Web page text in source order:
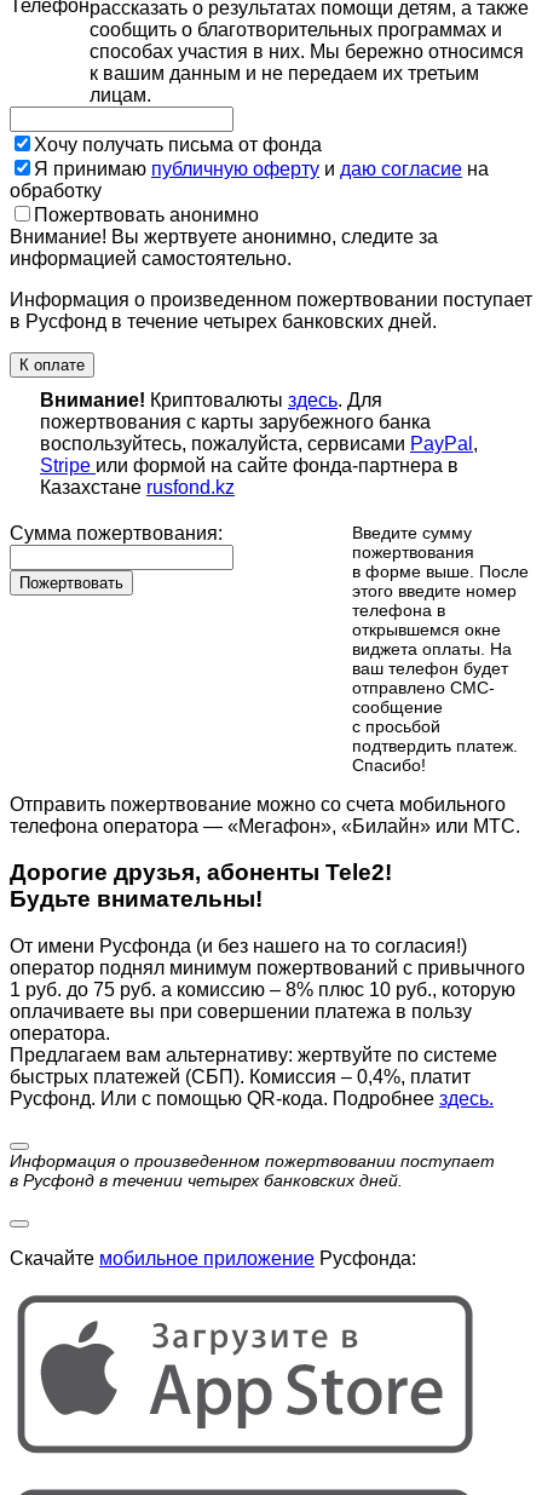
Телефонрассказать о результатах помощи детям, а также
сообщить о благотворительных программах и
способах участия в них. Мы бережно относимся
к вашим данным и не передаем их третьим
лицам.
Хочу получать письма от фонда
Я принимаю публичную оферту и даю согласие на
обработку
Пожертвовать анонимно
Внимание! Вы жертвуете анонимно, следите за
информацией самостоятельно.
Информация о произведенном пожертвовании поступает
в Русфонд в течение четырех банковских дней.
К оплате
Внимание! Криптовалюты здесь. Для
пожертвования с карты зарубежного банка
воспользуйтесь, пожалуйста, сервисами PayPal ,
Stripe или формой на сайте фонда-партнера в
Казахстане rusfond.kz
Сумма пожертвования:
Пожертвовать
Введите сумму
пожертвования
в форме выше. После
этого введите номер
телефона в
открывшемся окне
виджета оплаты. На
ваш телефон будет
отправлено СМС-
сообщение
с просьбой
подтвердить платеж.
Cпасибо!
Отправить пожертвование можно со счета мобильного
телефона оператора — «Мегафон», «Билайн» или МТС.
Дорогие друзья, абоненты Tele2!
Будьте внимательны!
От имени Русфонда (и без нашего на то согласия!)
оператор поднял минимум пожертвований с привычного
1 руб. до 75 руб. а комиссию – 8% плюс 10 руб., которую
оплачиваете вы при совершении платежа в пользу
оператора.
Предлагаем вам альтернативу: жертвуйте по cистеме
быстрых платежей (СБП). Комиссия – 0,4%, платит
Русфонд. Или с помощью QR-кода. Подробнее здесь.
Информация о произведенном пожертвовании поступает
в Русфонд в течении четырех банковских дней.
Скачайте мобильное приложение Русфонда: